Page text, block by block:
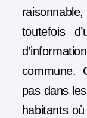
toutefois
commune.
pas dans
habitants